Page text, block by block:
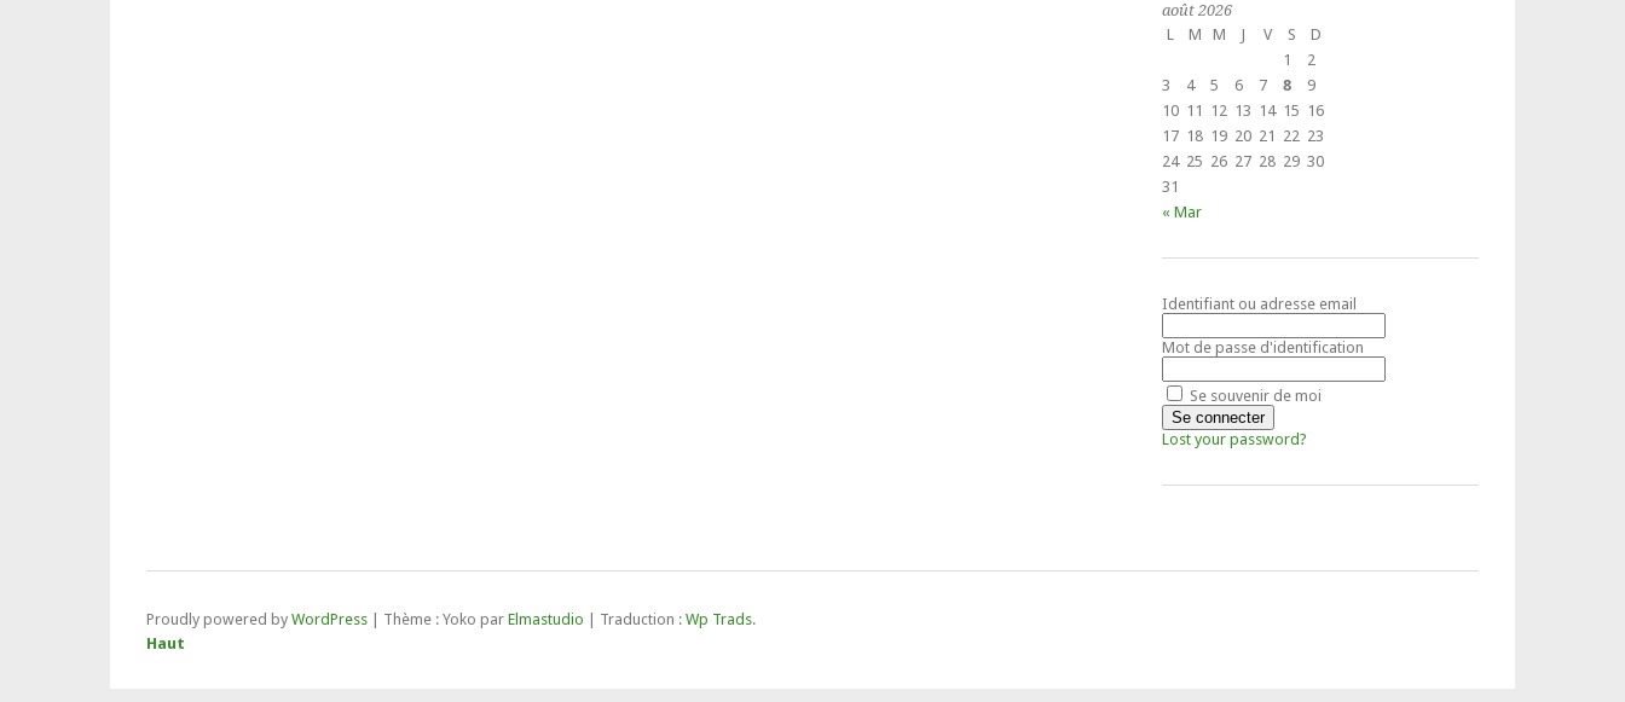
août 2026
L
M M J V S
D
1
2
3
4 5 6 7 8
9
10 11 12 13 14 15 16
17 18 19 20 21 22 23
24 25 26 27 28 29 30
31
« Mar
Identifiant ou adresse email
Mot de passe d'identification
Se souvenir de moi
Lost your password?
Proudly powered by WordPress Thème : Yoko par Elmastudio | Traduction : Wp Trads.
Haut